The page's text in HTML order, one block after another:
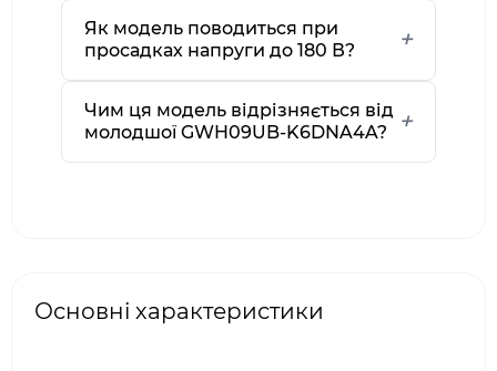
Як модель поводиться при
просадках напруги до 180 В?
Чим ця модель відрізняється від
молодшої GWH09UB-K6DNA4A?
Основні характеристики